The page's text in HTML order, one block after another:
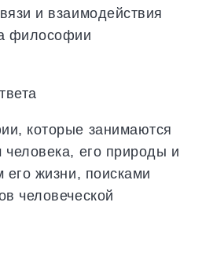
и взаимодействия
философии
которые занимаются
его природы и
его жизни, поисками
человеческой